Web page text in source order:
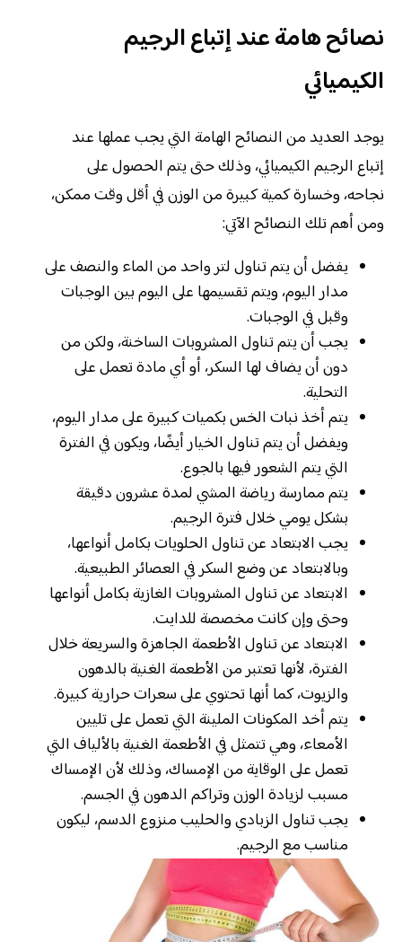
نصائح هامة عند إتباع الرجيم
الكيميائي
يوجد العديد من النصائح الهامة التي يجب عملها عند
إتباع الرجيم الكيميائي، وذلك حتى يتم الحصول على
نجاحه، وخسارة كمية كبيرة من الوزن في أقل وقت ممكن،
ومن أهم تلك النصائح الآتي:
يفضل أن يتم تناول لتر واحد من الماء والنصف على
مدار اليوم، ويتم تقسيمها على اليوم بين الوجبات
وقبل في الوجبات.
يجب أن يتم تناول المشروبات الساخنة، ولكن من
دون أن يضاف لها السكر، أو أي مادة تعمل على
التحلية.
يتم أخذ نبات الخس بكميات كبيرة على مدار اليوم،
ويفضل أن يتم تناول الخيار أيضًا، ويكون في الفترة
التي يتم الشعور فيها بالجوع.
يتم ممارسة رياضة المشي لمدة عشرون دقيقة
بشكل يومي خلال فترة الرجيم.
يجب الابتعاد عن تناول الحلويات بكامل أنواعها،
وبالابتعاد عن وضع السكر في العصائر الطبيعية.
الابتعاد عن تناول المشروبات الغازية بكامل أنواعها
وحتى وإن كانت مخصصة للدايت.
الابتعاد عن تناول الأطعمة الجاهزة والسريعة خلال
الفترة، لأنها تعتبر من الأطعمة الغنية بالدهون
والزيوت، كما أنها تحتوي على سعرات حرارية كبيرة.
يتم أخد المكونات الملينة التي تعمل على تليين
الأمعاء، وهي تتمثل في الأطعمة الغنية بالألياف التي
تعمل على الوقاية من الإمساك، وذلك لأن الإمساك
مسبب لزيادة الوزن وتراكم الدهون في الجسم.
يجب تناول الزبادي والحليب منزوع الدسم، ليكون
مناسب مع الرجيم.